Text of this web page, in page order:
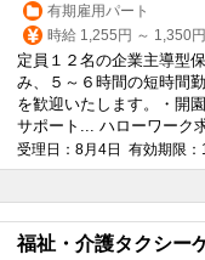
有期雇用パート
時給 1,255円 ～ 1,350円
定員１２名の企業主導型
み、５～６時間の短時間
を歓迎いたします。・開
サポート... ハローワーク
受理日：8月4日 有効期限：
福祉・介護タクシー